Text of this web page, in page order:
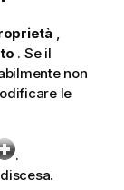
,
. Se il
non
le
.